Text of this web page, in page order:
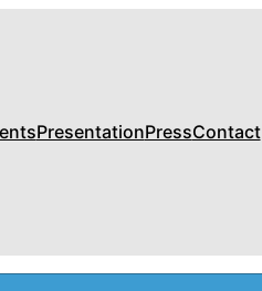
PresentationPressContact